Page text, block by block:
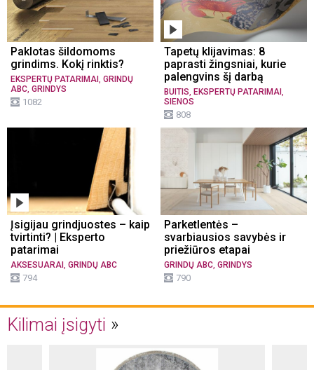
Paklotas šildomoms
grindims. Kokį rinktis?
EKSPERTŲ PATARIMAI
GRINDŲ
ABC GRINDYS
1082
Tapetų klijavimas: 8
paprasti žingsniai, kurie
palengvins šį darbą
BUITIS EKSPERTŲ PATARIMAI
SIENOS
808
Įsigijau grindjuostes – kaip
tvirtinti? | Eksperto
patarimai
AKSESUARAI , GRINDŲ ABC
794
Parketlentės –
svarbiausios savybės ir
priežiūros etapai
GRINDŲ ABC, GRINDYS
790
Kilimai įsigyti